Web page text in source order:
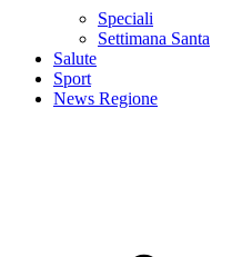
Speciali
Settimana Santa
Salute
Sport
News Regione